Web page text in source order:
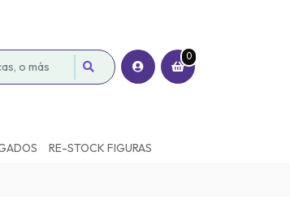
0
RE-STOCK FIGURAS